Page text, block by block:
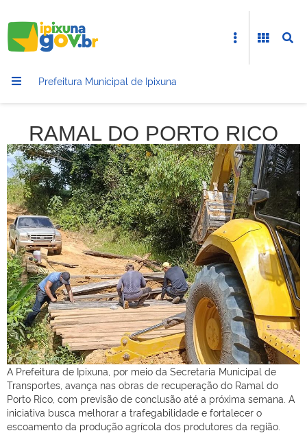
Prefeitura Municipal de Ipixuna
RAMAL DO PORTO RICO
A Prefeitura de Ipixuna, por meio da Secretaria Municipal de
Transportes, avança nas obras de recuperação do Ramal do
Porto Rico, com previsão de conclusão até a próxima semana. A
iniciativa busca melhorar a trafegabilidade e fortalecer o
escoamento da produção agrícola dos produtores da região.